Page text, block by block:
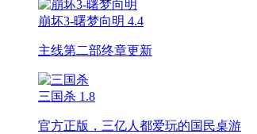
崩坏3-曙梦向明 4.4
主线第二部终章更新
三国杀 1.8
官方正版，三亿人都爱玩的国民桌游